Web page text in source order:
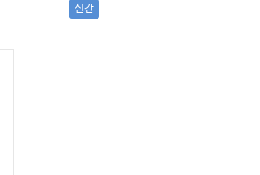
신간